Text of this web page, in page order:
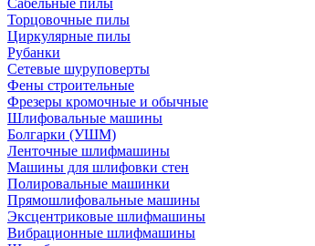
Сабельные пилы
Торцовочные пилы
Циркулярные пилы
Рубанки
Сетевые шуруповерты
Фены строительные
Фрезеры кромочные и обычные
Шлифовальные машины
Болгарки (УШМ)
Ленточные шлифмашины
Машины для шлифовки стен
Полировальные машинки
Прямошлифовальные машины
Эксцентриковые шлифмашины
Вибрационные шлифмашины